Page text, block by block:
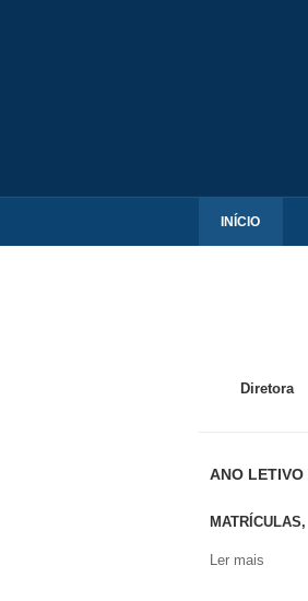
INÍCIO
Diretora
ANO
Ler mais